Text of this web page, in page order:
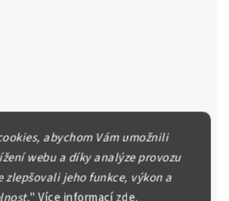
abychom Vám umožnili
webu a díky analýze provozu
zlepšovali jeho funkce, výkon a
série A 10, Hej.49a2
100 Koruna 1940, II. vydání,
zcela nep. pokrčený růžek vpravo